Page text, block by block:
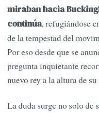
miraban hacia
continúa, refugiándose
de la tempestad del
Por eso desde que se
pregunta inquietante
nuevo rey a la altura de
La duda surge no solo de